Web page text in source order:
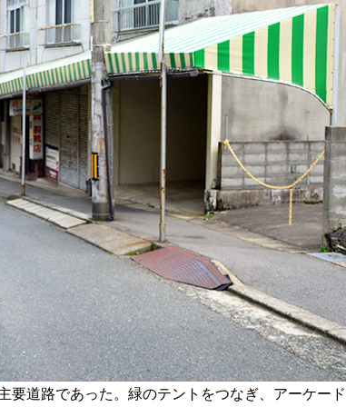
道路であった。緑のテントをつなぎ、アーケー